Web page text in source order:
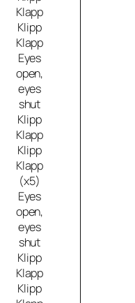
Klapp
Klipp
Klapp
Eyes
open,
eyes
shut
Klipp
Klapp
Klipp
Klapp
(x5)
Eyes
open,
eyes
shut
Klipp
Klapp
Klipp